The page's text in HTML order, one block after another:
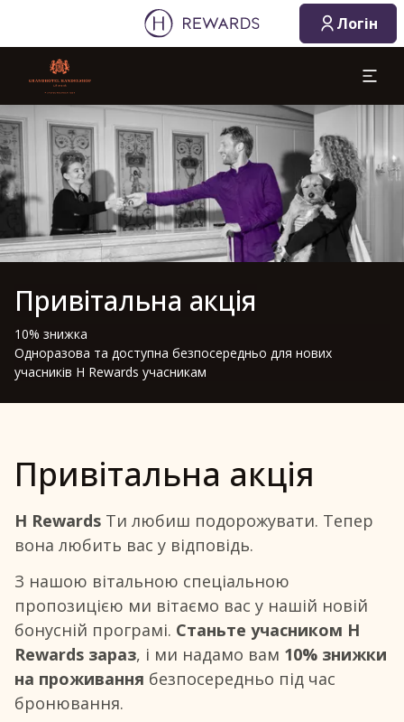
Логін
Слайд 1 з 1
Привітальна акція
10% знижка
Одноразова та доступна безпосередньо для нових
учасників H Rewards учасникам
Привітальна акція
H Rewards Ти любиш подорожувати. Тепер
вона любить вас у відповідь.
З нашою вітальною спеціальною
пропозицією ми вітаємо вас у нашій новій
бонусній програмі. Станьте учасником H
Rewards зараз, і ми надамо вам 10% знижки
на проживання безпосередньо під час
бронювання.